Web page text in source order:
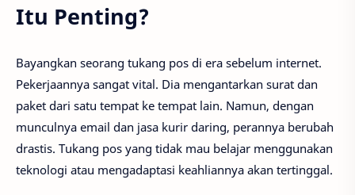
Itu Penting?
Bayangkan seorang tukang pos di era sebelum internet.
Pekerjaannya sangat vital. Dia mengantarkan surat dan
paket dari satu tempat ke tempat lain. Namun, dengan
munculnya email dan jasa kurir daring, perannya berubah
drastis. Tukang pos yang tidak mau belajar menggunakan
teknologi atau mengadaptasi keahliannya akan tertinggal.